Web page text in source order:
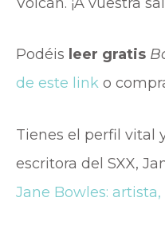
Podéis leer gratis
de este link o
Tienes el perfil vital
escritora del SXX,
Jane Bowles: